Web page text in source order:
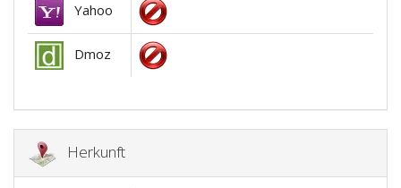
Yahoo
Dmoz
Herkunft